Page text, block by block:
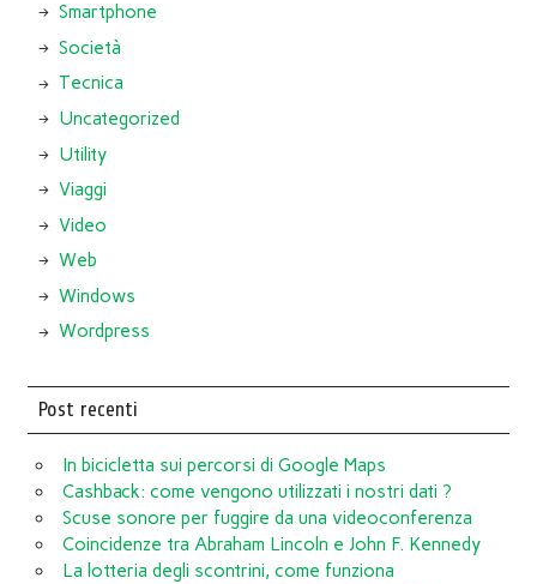
Smartphone
Società
Tecnica
Uncategorized
Utility
Viaggi
Video
Web
Windows
Wordpress
Post recenti
In bicicletta sui percorsi di Google Maps
Cashback: come vengono utilizzati i nostri dati ?
Scuse sonore per fuggire da una videoconferenza
Coincidenze tra Abraham Lincoln e John F. Kennedy
La lotteria degli scontrini, come funziona